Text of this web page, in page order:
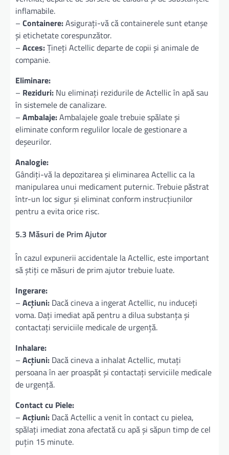
inflamabile.
– Containere:Asigurați-vă că containerele sunt etanșe
și etichetate corespunzător.
– Acces:Țineți Actellic departe de copii și animale de
companie.
Eliminare:
– Reziduri: Nu eliminați rezidurile de Actellic în apă sau
în sistemele de canalizare.
– Ambalaje:Ambalajele goale trebuie spălate și
eliminate conform regulilor locale de gestionare a
deșeurilor.
Analogie:
Gândiți-vă la depozitarea și eliminarea Actellic ca la
manipularea unui medicament puternic. Trebuie păstrat
într-un loc sigur și eliminat conform instrucțiunilor
pentru a evita orice risc.
5.3 Măsuri de Prim Ajutor
În cazul expunerii accidentale la Actellic, este important
să știți ce măsuri de prim ajutor trebuie luate.
Ingerare:
– Acțiuni: Dacă cineva a ingerat Actellic, nu induceți
voma. Dați imediat apă pentru a dilua substanța și
contactați serviciile medicale de urgență.
Inhalare:
– Acțiuni: Dacă cineva a inhalat Actellic, mutați
persoana în aer proaspăt și contactați serviciile medicale
de urgență.
Contact cu Piele:
– Acțiuni: Dacă Actellic a venit în contact cu pielea,
spălați imediat zona afectată cu apă și săpun timp de cel
puțin 15 minute.